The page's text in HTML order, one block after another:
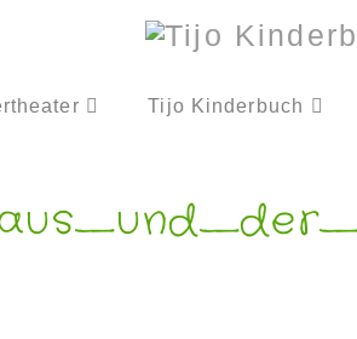
Tijo Kinderbuch